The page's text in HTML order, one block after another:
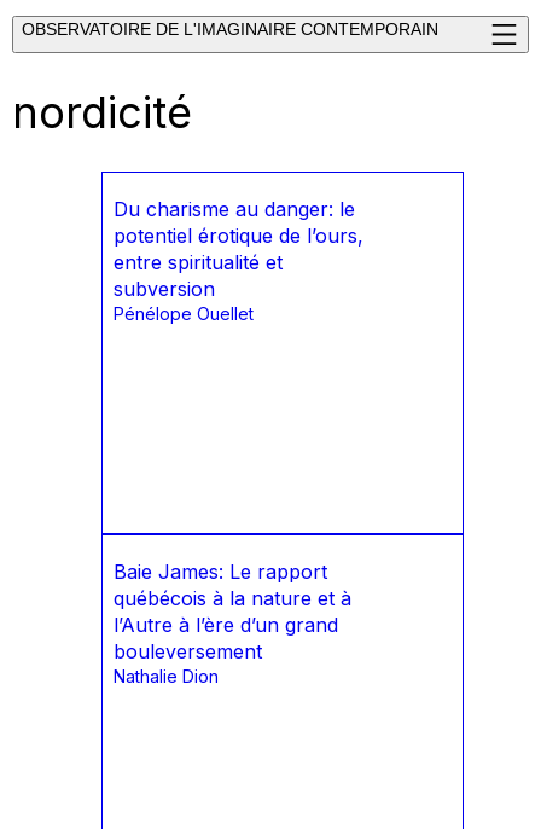
OBSERVATOIRE DE L'IMAGINAIRE CONTEMPORAIN
nordicité
Du charisme au danger: le
potentiel érotique de l’ours,
entre spiritualité et
subversion
Pénélope Ouellet
Baie James: Le rapport
québécois à la nature et à
l’Autre à l’ère d’un grand
bouleversement
Nathalie Dion